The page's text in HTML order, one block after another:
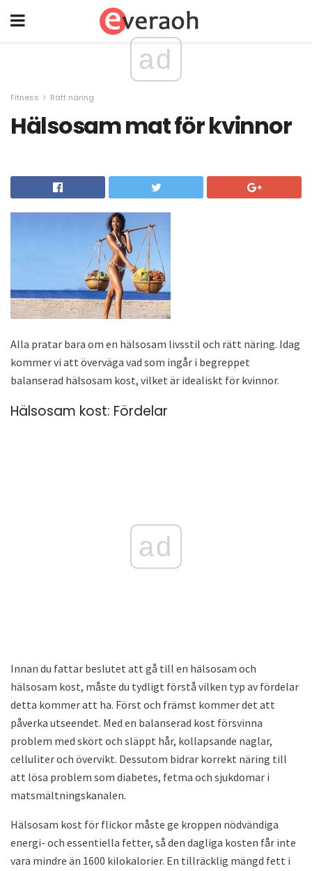
ad
Fitness Rätt näring
Hälsosam mat för kvinnor
Alla pratar bara om en hälsosam livsstil och rätt näring. Idag
kommer vi att överväga vad som ingår i begreppet
balanserad hälsosam kost, vilket är idealiskt för kvinnor.
Hälsosam kost: Fördelar
ad
Innan du fattar beslutet att gå till en hälsosam och
hälsosam kost, måste du tydligt förstå vilken typ av fördelar
detta kommer att ha. Först och främst kommer det att
påverka utseendet. Med en balanserad kost försvinna
problem med skört och släppt hår, kollapsande naglar,
celluliter och övervikt. Dessutom bidrar korrekt näring till
att lösa problem som diabetes, fetma och sjukdomar i
matsmältningskanalen.
Hälsosam kost för flickor måste ge kroppen nödvändiga
energi- och essentiella fetter, så den dagliga kosten får inte
vara mindre än 1600 kilokalorier. En tillräcklig mängd fett i